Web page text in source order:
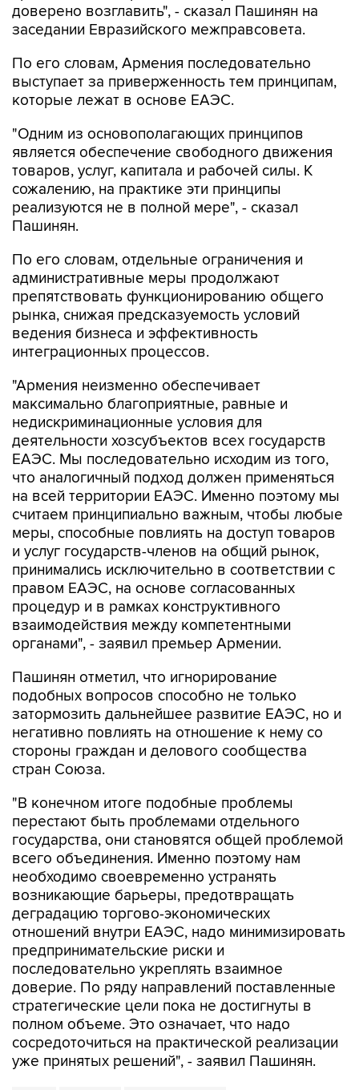
доверено возглавить", - сказал Пашинян на
заседании Евразийского межправсовета.
По его словам, Армения последовательно
выступает за приверженность тем принципам,
которые лежат в основе ЕАЭС.
"Одним из основополагающих принципов
является обеспечение свободного движения
товаров, услуг, капитала и рабочей силы. К
сожалению, на практике эти принципы
реализуются не в полной мере", - сказал
Пашинян.
По его словам, отдельные ограничения и
административные меры продолжают
препятствовать функционированию общего
рынка, снижая предсказуемость условий
ведения бизнеса и эффективность
интеграционных процессов.
"Армения неизменно обеспечивает
максимально благоприятные, равные и
недискриминационные условия для
деятельности хозсубъектов всех государств
ЕАЭС. Мы последовательно исходим из того,
что аналогичный подход должен применяться
на всей территории ЕАЭС. Именно поэтому мы
считаем принципиально важным, чтобы любые
меры, способные повлиять на доступ товаров
и услуг государств-членов на общий рынок,
принимались исключительно в соответствии с
правом ЕАЭС, на основе согласованных
процедур и в рамках конструктивного
взаимодействия между компетентными
органами", - заявил премьер Армении.
Пашинян отметил, что игнорирование
подобных вопросов способно не только
затормозить дальнейшее развитие ЕАЭС, но и
негативно повлиять на отношение к нему со
стороны граждан и делового сообщества
стран Союза.
"В конечном итоге подобные проблемы
перестают быть проблемами отдельного
государства, они становятся общей проблемой
всего объединения. Именно поэтому нам
необходимо своевременно устранять
возникающие барьеры, предотвращать
деградацию торгово-экономических
отношений внутри ЕАЭС, надо минимизировать
предпринимательские риски и
последовательно укреплять взаимное
доверие. По ряду направлений поставленные
стратегические цели пока не достигнуты в
полном объеме. Это означает, что надо
сосредоточиться на практической реализации
уже принятых решений", - заявил Пашинян.